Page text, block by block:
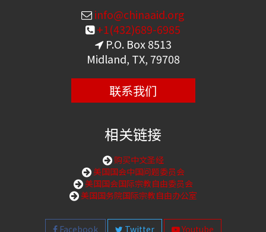
info@chinaaid.org
+1(432)689-6985
P.O. Box 8513
Midland, TX, 79708
联系我们
相关链接
购买中文圣经
美国国会中国问题委员会
美国国会国际宗教自由委员会
美国国务院国际宗教自由办公室
Facebook Twitter Youtube